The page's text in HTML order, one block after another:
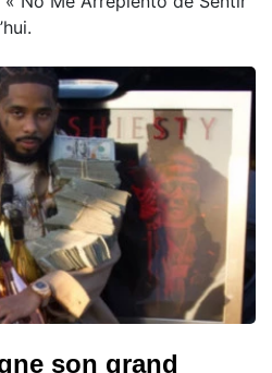
son grand